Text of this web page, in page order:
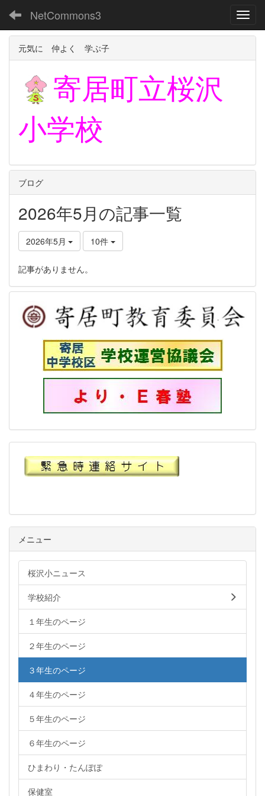
NetCommons3
元気に 仲よく 学ぶ子
寄居町立桜沢
小学校
ブログ
2026年5月の記事一覧
2026年5月 10件
記事がありません。
メニュー
桜沢小ニュース
学校紹介
１年生のページ
２年生のページ
３年生のページ
４年生のページ
５年生のページ
６年生のページ
ひまわり・たんぽぽ
保健室